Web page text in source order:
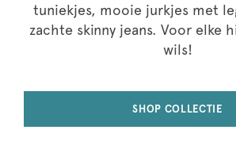
tuniekjes, mooie jurkjes met
zachte skinny jeans. Voor elke
wils!
SHOP COLLECTIE